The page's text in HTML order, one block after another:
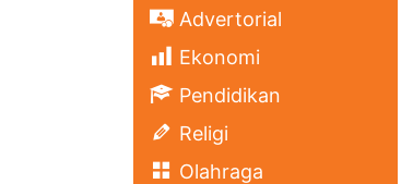
Advertorial
Ekonomi
Pendidikan
Religi
Olahraga